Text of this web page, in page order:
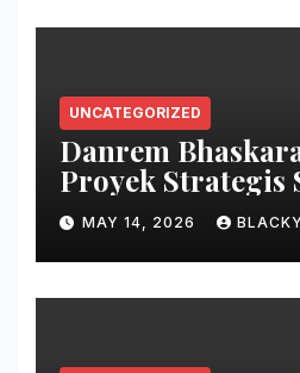
UNCATEGORIZED
Danrem
Proyek Strategis
MAY 14, 2026 BLACKY